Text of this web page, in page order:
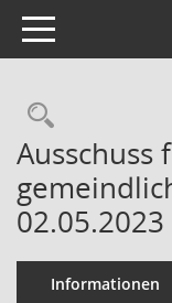
Toggle navigation
Ausschuss
Informationen